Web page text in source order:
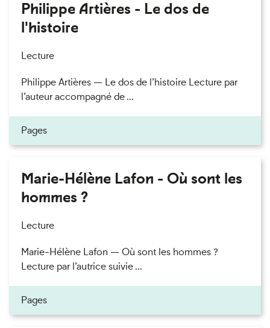
Philippe Artières - Le dos de
l'histoire
Lecture
Philippe Artières — Le dos de l’histoire Lecture par
l’auteur accompagné de ...
Pages
Marie-Hélène Lafon - Où sont les
hommes ?
Lecture
Marie-Hélène Lafon — Où sont les hommes ?
Lecture par l’autrice suivie ...
Pages